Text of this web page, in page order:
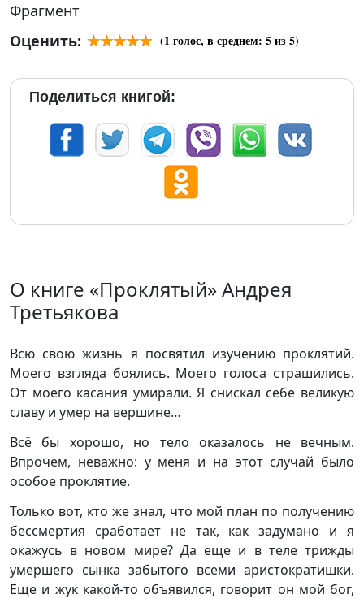
Фрагмент
Оценить:
(1 голос, в среднем: 5из 5)
Поделиться книгой:
О книге «Проклятый» Андрея
Третьякова
Всю свою жизнь я посвятил изучению проклятий.
Моего взгляда боялись. Моего голоса страшились.
От моего касания умирали. Я снискал себе великую
славу и умер на вершине…
Всё бы хорошо, но тело оказалось не вечным.
Впрочем, неважно: у меня и на этот случай было
особое проклятие.
Только вот, кто же знал, что мой план по получению
бессмертия сработает не так, как задумано и я
окажусь в новом мире? Да еще и в теле трижды
умершего сынка забытого всеми аристократишки.
Еще и жук какой-то объявился, говорит он мой бог,